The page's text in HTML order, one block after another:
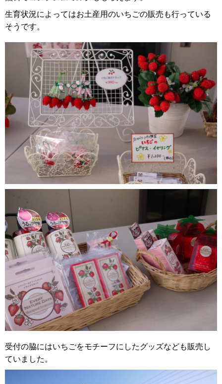
生育状況によってはお土産用のいちごの販売も行っている
そうです。
受付の脇にはいちごをモチーフにしたグッズなども販売し
ていました。